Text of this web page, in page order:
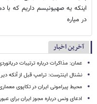
اینکه یه صهیونیسم داریم که
در میاره
آخرین اخبار
عمان: مذاکرات درباره ترتیبات
نشنال اینترست: ترامپ قبل از آنکه
محیط پیرامونی ایران در تکاپوی
ادعای ونس درباره مجوز ایران برای